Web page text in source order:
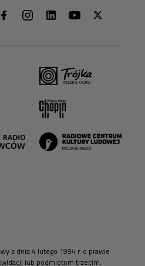
z dnia 4 lutego 1994 r. o prawie
lub podmiotom trzecim.